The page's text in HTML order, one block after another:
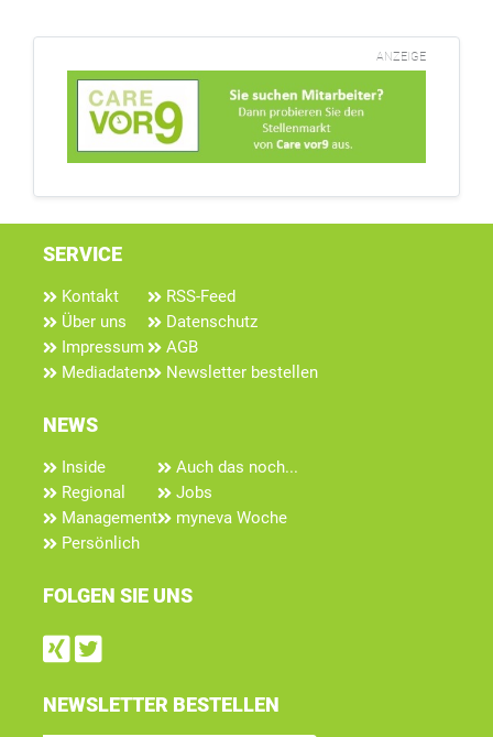
ANZEIGE
SERVICE
Kontakt
Über uns
Impressum
Mediadaten
RSS-Feed
Datenschutz
AGB
Newsletter bestellen
NEWS
Inside
Regional
Management
Persönlich
Auch das noch...
Jobs
myneva Woche
FOLGEN SIE UNS
Find us on Xing
Follow us on Twitter
NEWSLETTER BESTELLEN